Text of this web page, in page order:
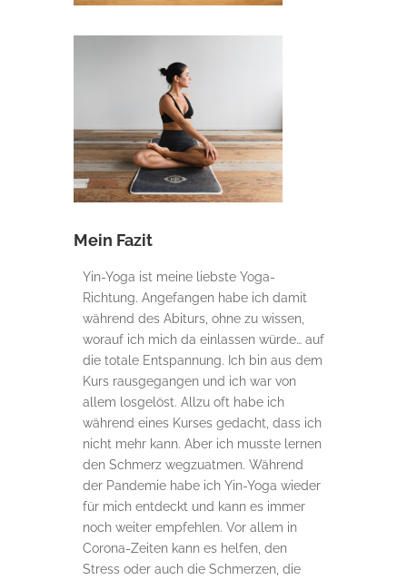
Mein Fazit
Yin-Yoga ist meine liebste Yoga-
Richtung. Angefangen habe ich damit
während des Abiturs, ohne zu wissen,
worauf ich mich da einlassen würde… auf
die totale Entspannung. Ich bin aus dem
Kurs rausgegangen und ich war von
allem losgelöst. Allzu oft habe ich
während eines Kurses gedacht, dass ich
nicht mehr kann. Aber ich musste lernen
den Schmerz wegzuatmen. Während
der Pandemie habe ich Yin-Yoga wieder
für mich entdeckt und kann es immer
noch weiter empfehlen. Vor allem in
Corona-Zeiten kann es helfen, den
Stress oder auch die Schmerzen, die